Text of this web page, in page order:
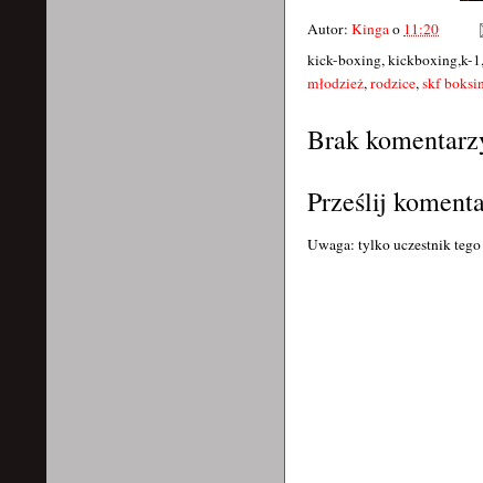
Autor: Kingao 11:20
kick-boxing, kickboxing,k-
młodzież,rodzice,skf
Brak
Prześlij
Uwaga: tylko uczestnik tego